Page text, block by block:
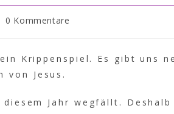
0 Kommentare
Krippenspiel. Es gibt uns
von Jesus.
Jahr wegfällt.